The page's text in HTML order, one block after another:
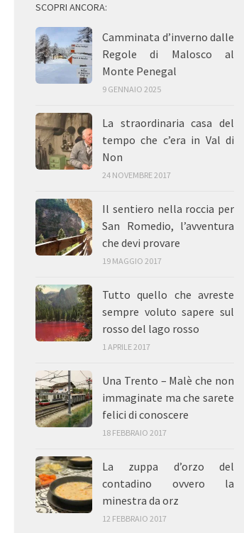
SCOPRI ANCORA:
Camminata d’inverno dalle
Regole di Malosco al
Monte Penegal
9 GENNAIO 2025
La straordinaria casa del
tempo che c’era in Val di
Non
24 NOVEMBRE 2017
Il sentiero nella roccia per
San Romedio, l’avventura
che devi provare
19 MAGGIO 2017
Tutto quello che avreste
sempre voluto sapere sul
rosso del lago rosso
1 APRILE 2017
Una Trento – Malè che non
immaginate ma che sarete
felici di conoscere
18 FEBBRAIO 2017
La zuppa d’orzo del
contadino ovvero la
minestra da orz
12 FEBBRAIO 2017